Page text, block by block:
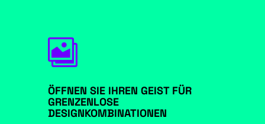

ÖFFNEN SIE IHREN GEIST FÜR
GRENZENLOSE
DESIGNKOMBINATIONEN